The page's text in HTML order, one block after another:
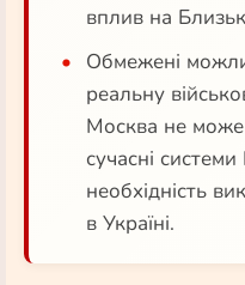
вплив на
Обмежені
реальну
Москва не може
сучасні
необхідність
в Україні.